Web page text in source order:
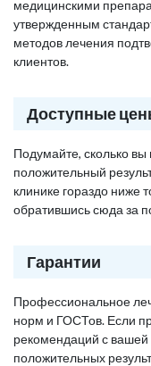
медицинскими
утвержденным
методов лечения
клиентов.
Доступные
Подумайте, сколько
положительный
клинике гораздо ниже
обратившись сюда за
Гарантии
Профессиональное
норм и ГОСТов. Если
рекомендаций с вашей
положительных